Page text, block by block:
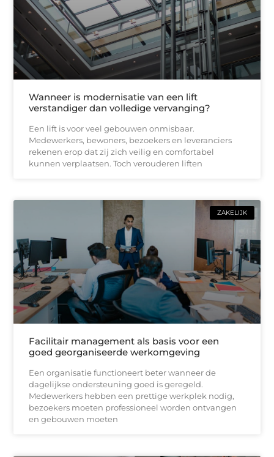
Wanneer is modernisatie van een lift
verstandiger dan volledige vervanging?
Een lift is voor veel gebouwen onmisbaar.
Medewerkers, bewoners, bezoekers en leveranciers
rekenen erop dat zij zich veilig en comfortabel
kunnen verplaatsen. Toch verouderen liften
ZAKELIJK
Facilitair management als basis voor een
goed georganiseerde werkomgeving
Een organisatie functioneert beter wanneer de
dagelijkse ondersteuning goed is geregeld.
Medewerkers hebben een prettige werkplek nodig,
bezoekers moeten professioneel worden ontvangen
en gebouwen moeten